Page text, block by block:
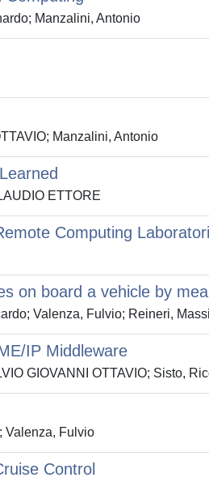
Manzalini, Antonio
Manzalini, Antonio
ETTORE
Computing
on board a vehicle by
Valenza, Fulvio; Reineri,
IP Middleware
GIOVANNI OTTAVIO; Sisto,
Valenza, Fulvio
Control